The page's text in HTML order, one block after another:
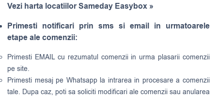
Vezi harta locatiilor Sameday Easybox »
Primesti notificari prin sms si email in urmatoarele
etape ale comenzii:
Primesti EMAIL cu rezumatul comenzii in urma plasarii comenzii
pe site.
Primesti mesaj pe Whatsapp la intrarea in procesare a comenzii
tale. Dupa caz, poti sa soliciti modificari ale comenzii sau anularea